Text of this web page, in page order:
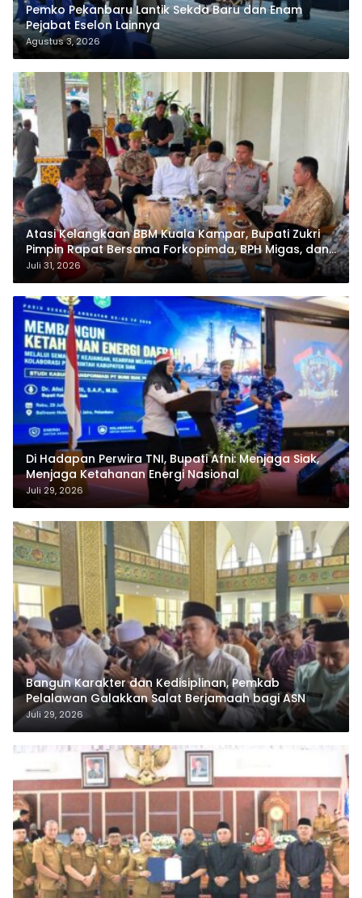
Pemko Pekanbaru Lantik Sekda Baru dan Enam
Pejabat Eselon Lainnya
Agustus 3, 2026
Atasi Kelangkaan BBM Kuala Kampar, Bupati Zukri
Pimpin Rapat Bersama Forkopimda, BPH Migas, dan
Pertamina
Juli 31, 2026
Di Hadapan Perwira TNI, Bupati Afni: Menjaga Siak,
Menjaga Ketahanan Energi Nasional
Juli 29, 2026
Bangun Karakter dan Kedisiplinan, Pemkab
Pelalawan Galakkan Salat Berjamaah bagi ASN
Juli 29, 2026